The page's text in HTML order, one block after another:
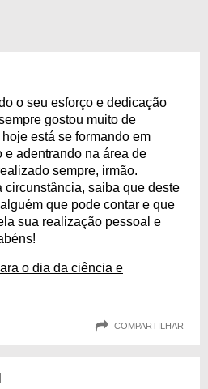
o seu esforço e dedicação
gostou muito de
está se formando em
adentrando na área de
sempre, irmão.
circunstância, saiba que deste
que pode contar e que
sua realização pessoal e
o dia da ciência e
COMPARTILHAR